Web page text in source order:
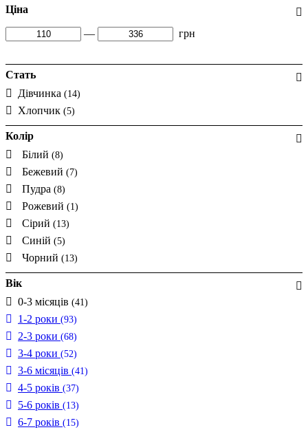
Ціна
— грн
Стать
Дівчинка (14)
Хлопчик (5)
Колір
Білий (8)
Бежевий (7)
Пудра (8)
Рожевий (1)
Сірий (13)
Синій (5)
Чорний (13)
Вік
0-3 місяців (41)
1-2 роки (93)
2-3 роки (68)
3-4 роки (52)
3-6 місяців (41)
4-5 років (37)
5-6 років (13)
6-7 років (15)